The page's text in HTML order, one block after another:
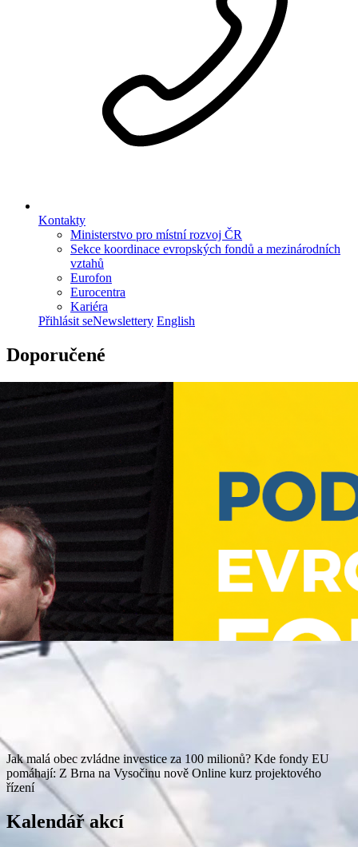
Kontakty
Ministerstvo pro místní rozvoj ČR
Sekce koordinace evropských fondů a mezinárodních
vztahů
Eurofon
Eurocentra
Kariéra
Přihlásit seNewslettery English
Doporučené
Jak malá obec zvládne investice za 100 milionů? Kde fondy EU
pomáhají: Z Brna na Vysočinu nově Online kurz projektového
řízení
Kalendář akcí